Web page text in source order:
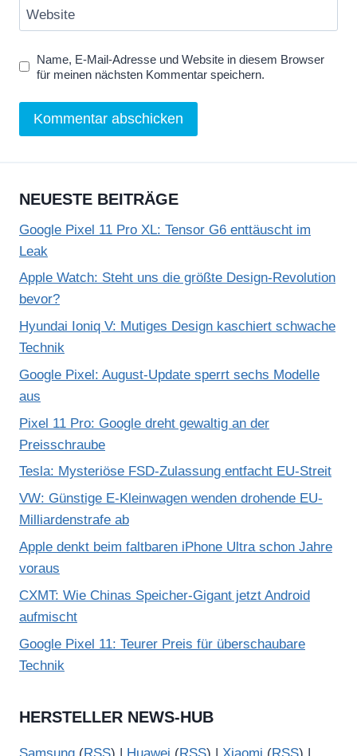
Website
Name, E-Mail-Adresse und Website in diesem Browser
für meinen nächsten Kommentar speichern.
NEUESTE BEITRÄGE
Google Pixel 11 Pro XL: Tensor G6 enttäuscht im
Leak
Apple Watch: Steht uns die größte Design-Revolution
bevor?
Hyundai Ioniq V: Mutiges Design kaschiert schwache
Technik
Google Pixel: August-Update sperrt sechs Modelle
aus
Pixel 11 Pro: Google dreht gewaltig an der
Preisschraube
Tesla: Mysteriöse FSD-Zulassung entfacht EU-Streit
VW: Günstige E-Kleinwagen wenden drohende EU-
Milliardenstrafe ab
Apple denkt beim faltbaren iPhone Ultra schon Jahre
voraus
CXMT: Wie Chinas Speicher-Gigant jetzt Android
aufmischt
Google Pixel 11: Teurer Preis für überschaubare
Technik
HERSTELLER NEWS-HUB